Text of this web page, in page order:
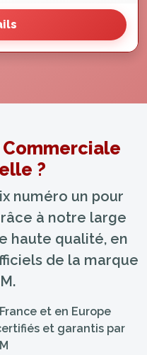
?
numéro un pour
à notre large
haute qualité, en
de la marque
et garantis par
personnalisés